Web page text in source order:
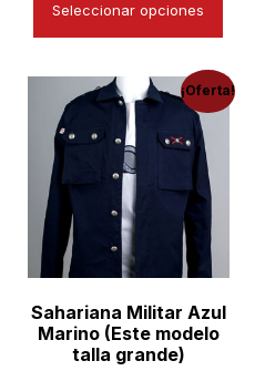
Seleccionar opciones
¡Oferta!
Sahariana Militar Azul
Marino (Este modelo
talla grande)